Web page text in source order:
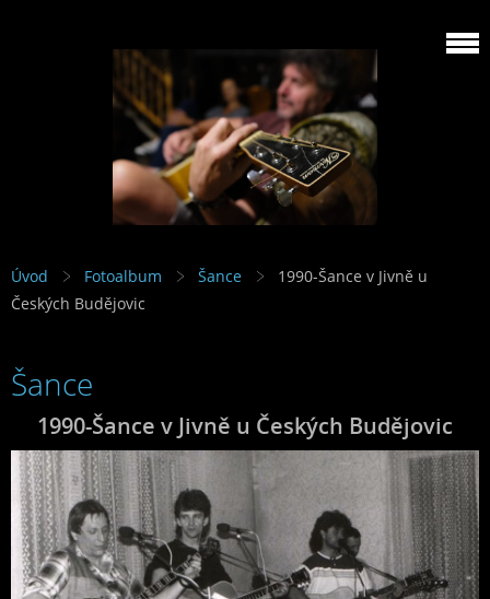
Úvod Fotoalbum Šance
1990-Šance v Jivně u
Českých Budějovic
Šance
1990-Šance v Jivně u Českých Budějovic